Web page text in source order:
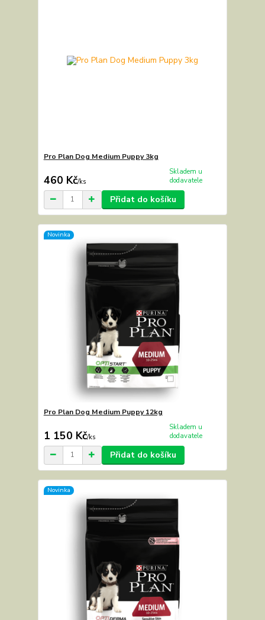
Pro Plan Dog Medium Puppy 3kg
460 Kč/ks
Skladem u
dodavatele
Přidat do košíku
Novinka
Pro Plan Dog Medium Puppy 12kg
1 150 Kč/ks
Skladem u
dodavatele
Přidat do košíku
Novinka